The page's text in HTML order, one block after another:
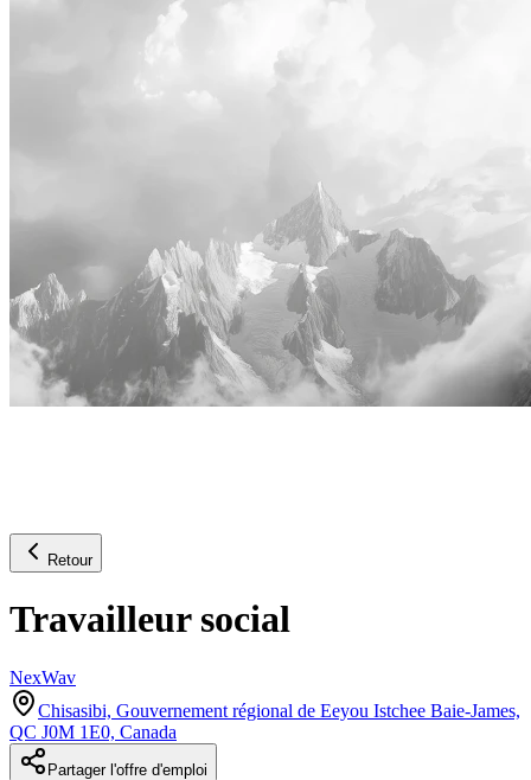
Retour
Travailleur social
NexWav
Chisasibi, Gouvernement régional de Eeyou Istchee Baie-James,
QC J0M 1E0, Canada
Partager l'offre d'emploi